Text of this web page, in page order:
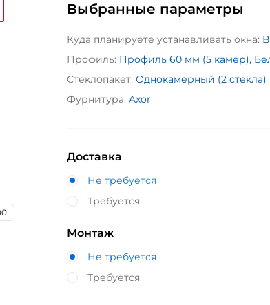
Выбранные параметры
Куда планируете устанавливать окна:
Профиль: Профиль 60 мм (5 камер),
Стеклопакет: Однокамерный (2 стекла)
Фурнитура: Axor
Доставка
Не требуется
Требуется
Монтаж
Не требуется
Требуется